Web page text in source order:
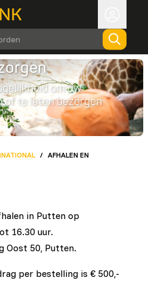
om uw
of te laten bezorgen
/ AFHALEN EN
in Putten op
16.30 uur.
Oost 50, Putten.
per bestelling is € 500,-